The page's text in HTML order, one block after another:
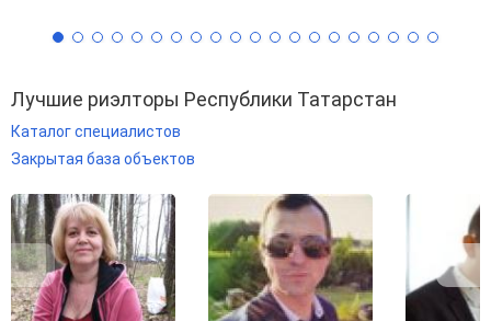
Лучшие риэлторы Республики Татарстан
Каталог специалистов
Закрытая база объектов